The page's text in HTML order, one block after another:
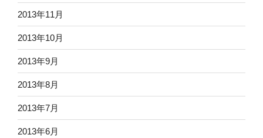
2013年11月
2013年10月
2013年9月
2013年8月
2013年7月
2013年6月